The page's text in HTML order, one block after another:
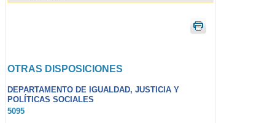
OTRAS DISPOSICIONES
DEPARTAMENTO DE IGUALDAD, JUSTICIA Y
POLÍTICAS SOCIALES
5095